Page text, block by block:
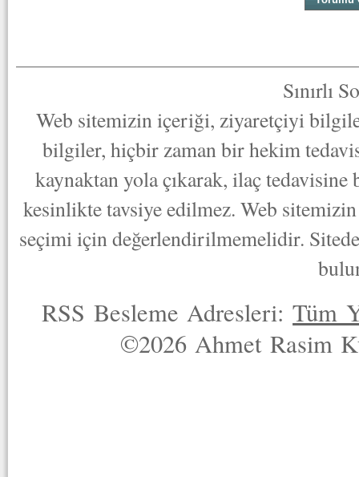
Sınırlı
Web sitemizin içeriği, ziyaretçiyi
bilgiler, hiçbir zaman bir hekim
kaynaktan yola çıkarak, ilaç
kesinlikte tavsiye edilmez. Web
seçimi için değerlendirilmemelidir.
RSS Besleme Adresleri:Tüm
©2026 Ahmet Rasim